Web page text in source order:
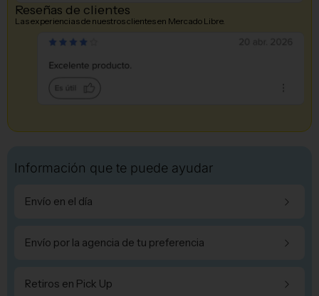
Reseñas de clientes
Las experiencias de nuestros clientes en Mercado Libre.
Información que te puede ayudar
Envío en el día
Envío por la agencia de tu preferencia
Retiros en Pick Up